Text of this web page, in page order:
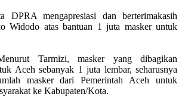
DPRA mengapresiasi dan berterimakasih
Widodo atas bantuan 1 juta masker untuk
Tarmizi, masker yang dibagikan
Aceh sebanyak 1 juta lembar, seharusnya
masker dari Pemerintah Aceh untuk
ke Kabupaten/Kota.